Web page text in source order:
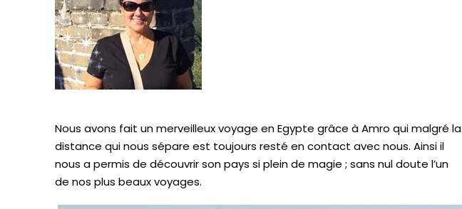
Nous avons fait un merveilleux voyage enEgypte grâce à Amro qui malgré la
distance qui nous sépare est toujours resté en contact avec nous. Ainsi il
nous a permis de découvrir son pays si plein de magie ; sans nul doute l’un
de nos plus beaux voyages.